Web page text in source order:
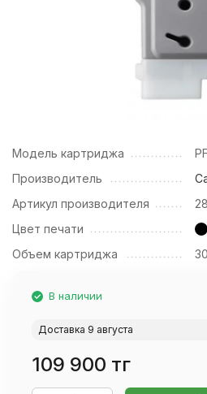
Модель картриджа
Производитель
Артикул производителя
Цвет печати
Объем картриджа
В наличии
Доставка 9 августа
109 900 тг